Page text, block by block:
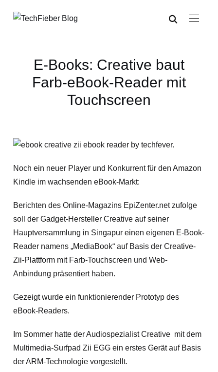
E-Books: Creative baut
Farb-eBook-Reader mit
Touchscreen
Noch ein neuer Player und Konkurrent für den Amazon
Kindle im wachsenden eBook-Markt:
Berichten des Online-Magazins EpiZenter.net zufolge
soll der Gadget-Hersteller Creative auf seiner
Hauptversammlung in Singapur einen eigenen E-Book-
Reader namens „MediaBook“ auf Basis der Creative-
Zii-Plattform mit Farb-Touchscreen und Web-
Anbindung präsentiert haben.
Gezeigt wurde ein funktionierender Prototyp des
eBook-Readers.
Im Sommer hatte der Audiospezialist Creative mit dem
Multimedia-Surfpad Zii EGG ein erstes Gerät auf Basis
der ARM-Technologie vorgestellt.